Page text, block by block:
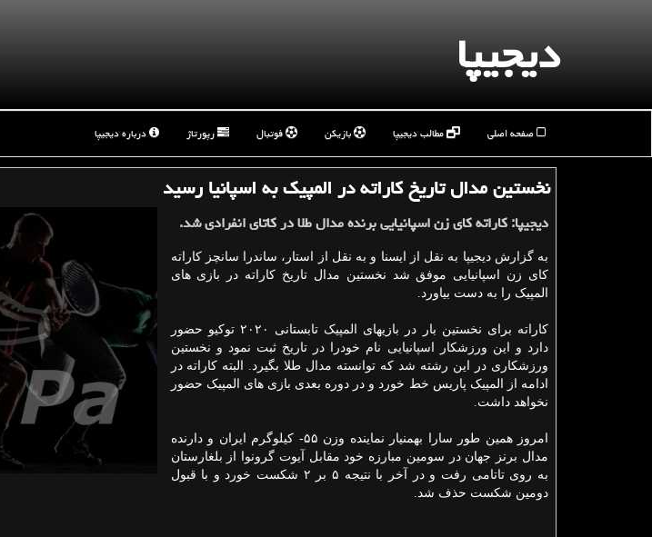
دیجیپا
صفحه اصلی مطالب دیجیپا بازیکن فوتبال رپورتاژ درباره دیجیپا
نخستین مدال تاریخ کاراته در المپیک به اسپانیا رسید
دیجیپا: کاراته کای زن اسپانیایی برنده مدال طلا در کاتای انفرادی شد.
به گزارش دیجیپا به نقل از ایسنا و به نقل از استار، ساندرا سانچز کاراته
کای زن اسپانیایی موفق شد نخستین مدال تاریخ کاراته در بازی های
المپیک را به دست بیاورد.
کاراته برای نخستین بار در بازیهای المپیک تابستانی ۲۰۲۰ توکیو حضور
دارد و این ورزشکار اسپانیایی نام خودرا در تاریخ ثبت نمود و نخستین
ورزشکاری در این رشته شد که توانسته مدال طلا بگیرد. البته کاراته در
ادامه از المپیک پاریس خط خورد و در دوره بعدی بازی های المپیک حضور
نخواهد داشت.
امروز همین طور سارا بهمنیار نماینده وزن ۵۵- کیلوگرم ایران و دارنده
مدال برنز جهان در سومین مبارزه خود مقابل آیوت گرونوا از بلغارستان
به روی تاتامی رفت و در آخر با نتیجه ۵ بر ۲ شکست خورد و با قبول
دومین شکست حذف شد.